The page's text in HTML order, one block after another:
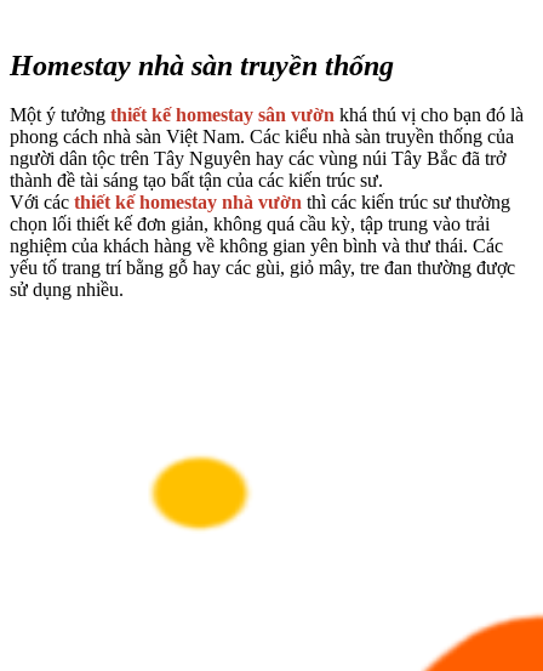
Homestay nhà sàn truyền thống
Một ý tưởng thiết kế homestay sân vườn khá thú vị cho bạn đó là
phong cách nhà sàn Việt Nam. Các kiểu nhà sàn truyền thống của
người dân tộc trên Tây Nguyên hay các vùng núi Tây Bắc đã trở
thành đề tài sáng tạo bất tận của các kiến trúc sư.
Với các thiết kế homestay nhà vườn thì các kiến trúc sư thường
chọn lối thiết kế đơn giản, không quá cầu kỳ, tập trung vào trải
nghiệm của khách hàng về không gian yên bình và thư thái. Các
yếu tố trang trí bằng gỗ hay các gùi, giỏ mây, tre đan thường được
sử dụng nhiều.